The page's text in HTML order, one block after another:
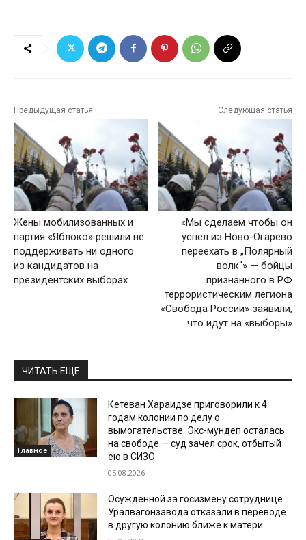
Предыдущая статья
Жены мобилизованных и
партия «Яблоко» решили не
поддерживать ни одного
из кандидатов на
президентских выборах
Следующая статья
«Мы сделаем чтобы он
успел из Ново-Огарево
переехать в „Полярный
волк“» — бойцы
признанного в РФ
террористическим легиона
«Свобода России» заявили,
что идут на «выборы»
ЧИТАТЬ ЕЩЕ
Главное
Кетеван Хараидзе приговорили к 4
годам колонии по делу о
вымогательстве. Экс-мундеп осталась
на свободе — суд зачел срок, отбытый
ею в СИЗО
05.08.2026
Осужденной за госизмену сотруднице
Уралвагонзавода отказали в переводе
в другую колонию ближе к матери